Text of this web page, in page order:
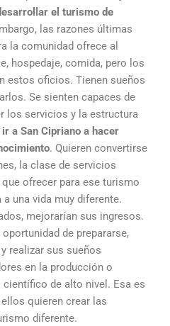
el turismo de
las razones últimas
la comunidad ofrece al
hospedaje, comida, pero los
estos oficios. Tienen sueños
Se sienten capaces de
los servicios y la estructura
a San Cipriano a hacer
. Quieren convertirse
la clase de servicios
ofrecer para ese turismo
una vida muy diferente.
mejorarían sus ingresos.
de prepararse,
realizar sus sueños
en la producción o
de alto nivel. Esa es
quieren crear las
diferente.